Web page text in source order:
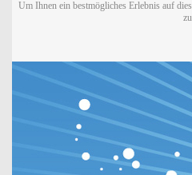
Um Ihnen ein bestmögliches Erlebnis auf